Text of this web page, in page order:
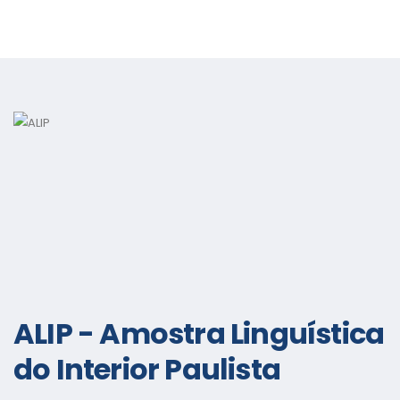
ALIP - Amostra Linguística
do Interior Paulista